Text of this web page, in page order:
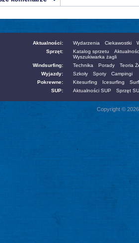
Aktualności: Wydarzenia Ciekawostki
Sprzęt:
Katalog sprzetu
Wyszukiwarka żagli
Windsurfing:
Technika Porady
Teoria
Wyjazdy:
Szkoły Spoty
Campingi
Pokrewne:
Kitesurfing Icesurfing
SUP:
Aktualności SUP Sprzęt
Copyright ©